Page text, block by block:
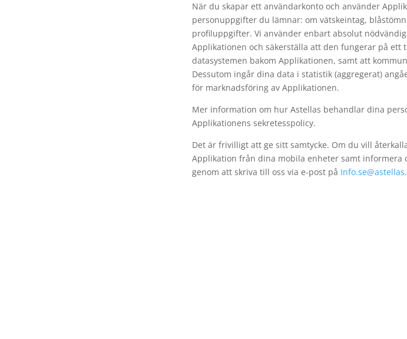
När du skapar ett användarkonto och använder
personuppgifter du lämnar: om vätskeintag,
profiluppgifter. Vi använder enbart absolut
Applikationen och säkerställa att den fungerar på
datasystemen bakom Applikationen, samt att
Dessutom ingår dina data i statistik (aggregerat)
för marknadsföring av Applikationen.
Mer information om hur Astellas behandlar dina
Applikationens sekretesspolicy.
Det är frivilligt att ge sitt samtycke. Om du vill
Applikation från dina mobila enheter samt
genom att skriva till oss via e-post på